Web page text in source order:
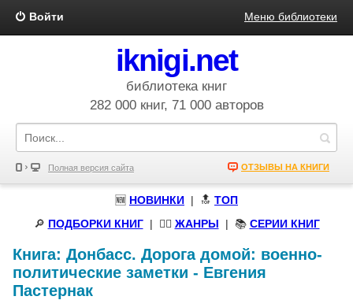
Войти Меню библиотеки
iknigi.net
библиотека книг
282 000 книг, 71 000 авторов
Полная версия сайта ОТЗЫВЫ НА КНИГИ
🆕 НОВИНКИ | 🔝 ТОП
🔎 ПОДБОРКИ КНИГ| 🧝‍♀️ ЖАНРЫ | 📚 СЕРИИ КНИГ
Книга: Донбасс. Дорога домой: военно-
политические заметки - Евгения
Пастернак